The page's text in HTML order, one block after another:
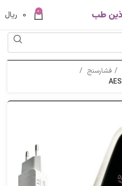
0
0 ریال
فشارسنج